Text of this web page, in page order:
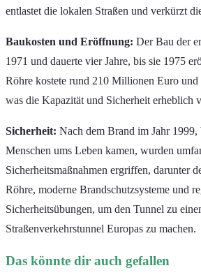
entlastet die lokalen Straßen und verkürzt
Baukosten und Eröffnung: Der Bau der
1971 und dauerte vier Jahre, bis sie 1975
Röhre kostete rund 210 Millionen Euro
was die Kapazität und Sicherheit erheblich
Sicherheit: Nach dem Brand im Jahr
Menschen ums Leben kamen, wurden
Sicherheitsmaßnahmen ergriffen, darunter
Röhre, moderne Brandschutzsysteme und
Sicherheitsübungen, um den Tunnel zu
Straßenverkehrstunnel Europas zu machen.
Das könnte dir auch gefallen